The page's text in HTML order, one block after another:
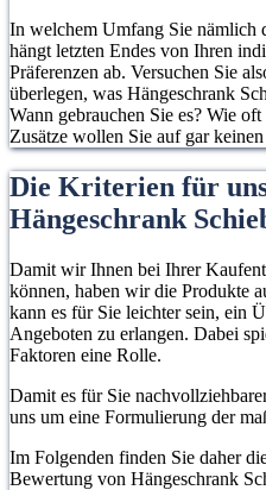
In welchem Umfang Sie nämlich
hängt letzten Endes von Ihren
Präferenzen ab. Versuchen Sie
überlegen, was Hängeschrank
Wann gebrauchen Sie es? Wie
Zusätze wollen Sie auf gar
Die Kriterien für
Hängeschrank
Damit wir Ihnen bei Ihrer
können, haben wir die Produkte
kann es für Sie leichter sein, ein
Angeboten zu erlangen. Dabei
Faktoren eine Rolle.
Damit es für Sie
uns um eine Formulierung der
Im Folgenden finden Sie daher
Bewertung von Hängeschrank